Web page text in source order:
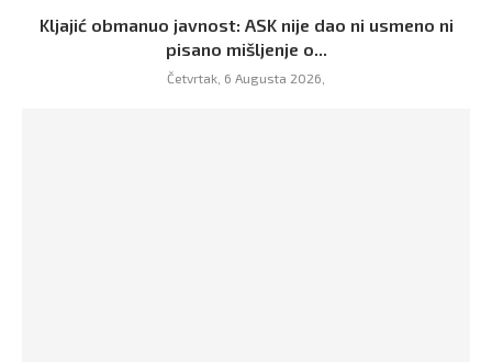
Kljajić obmanuo javnost: ASK nije dao ni usmeno ni
pisano mišljenje o...
Četvrtak, 6 Augusta 2026,